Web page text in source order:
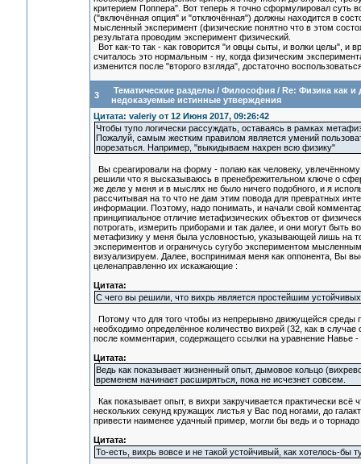
критерием Поппера". Вот теперь я точно сформулировал суть
("включённая опция" и "отключённая") должны находится в
мысленный эксперимент (физические понятно что в этом
результата проводим эксперимент физический.
Вот как-то так - как говорится "и овцы сыты, и волки целы", и
считалось это нормальным - ну, когда физическим
изменится после "второго взгляда", достаточно
3 Тематические разделы/ Философия/ Re: Физика как и
недоказуемые истинные утверждения
Цитата: valeriy от 12 Июня 2017, 09:26:42
Чтобы тупо логически рассуждать, оставаясь в рамках
Пожалуй, самым жестким правилом является умений
порезаться. Например, "выкидываем нахрен всю физику"
Вы среагировали на форму - полаю как человеку,
решили что я высказываюсь в пренебрежительном ключе о
же деле у меня и в мыслях не было ничего подобного, и я
рассчитывая на то что не дам этим повода для превратных
информации. Поэтому, надо понимать, и начали свой
принципиальное отличие метафизических объектов от
потрогать, измерить приборами и так далее, и они могут быть
метафизику у меня была условностью, указывающей лишь на
экспериментов и ограничусь сугубо экспериментом
визуализируем. Далее, воспринимая меня как оппонента, Вы
целенаправленно их искажающие :
Цитата:
С чего вы решили, что вихрь является простейшим
Потому что для того чтобы из непрерывно движущейся среды
необходимо определённое количество вихрей (32, как в
после комментария, содержащего ссылки на уравнение Навье -
Цитата:
Ведь как показывает жизненный опыт, дымовое кольцо
временем начинает расширяться, пока не исчезнет совсем.
Как показывает опыт, в вихри закручивается практически
нескольких секунд кружащих листья у Вас под ногами, до
привести наименее удачный пример, могли бы ведь и о
Цитата:
То-есть, вихрь вовсе и не такой устойчивый, как хотелось-